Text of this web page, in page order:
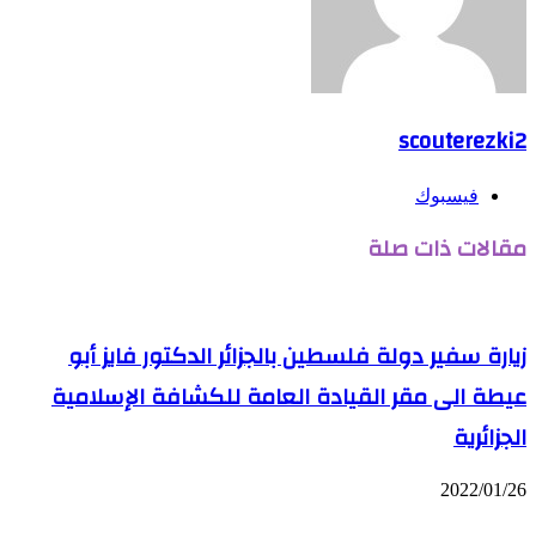
scouterezki2
فيسبوك
مقالات ذات صلة
زيارة سفير دولة فلسطين بالجزائر الدكتور فايز أبو
عيطة الى مقر القيادة العامة للكشافة الإسلامية
الجزائرية
2022/01/26